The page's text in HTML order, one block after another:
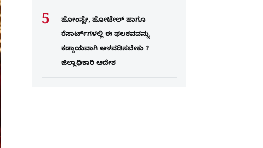
ಹೋಂಸ್ಟೇ, ಹೋಟೇಲ್ ಹಾಗೂ
ರೆಸಾರ್ಟ್‌ಗಳಲ್ಲಿ ಈ ಫಲಕವವನ್ನು
ಕಡ್ಡಾಯವಾಗಿ ಅಳವಡಿಸಬೇಕು ?
ಜಿಲ್ಲಾಧಿಕಾರಿ ಆದೇಶ